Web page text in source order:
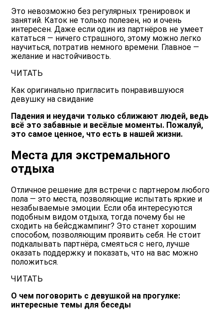
Это невозможно без регулярных тренировок и
занятий. Каток не только полезен, но и очень
интересен. Даже если один из партнёров не умеет
кататься — ничего страшного, этому можно легко
научиться, потратив немного времени. Главное —
желание и настойчивость.
ЧИТАТЬ
Как оригинально пригласить понравившуюся
девушку на свидание
Падения и неудачи только сближают людей, ведь
всё это забавные и весёлые моменты. Пожалуй,
это самое ценное, что есть в нашей жизни.
Места для экстремального
отдыха
Отличное решение для встречи с партнером любого
пола — это места, позволяющие испытать яркие и
незабываемые эмоции. Если оба интересуются
подобным видом отдыха, тогда почему бы не
сходить на бейсджампинг? Это станет хорошим
способом, позволяющим проявить себя. Не стоит
подкалывать партнёра, смеяться с него, лучше
оказать поддержку и показать, что на вас можно
положиться.
ЧИТАТЬ
О чем поговорить с девушкой на прогулке:
интересные темы для беседы